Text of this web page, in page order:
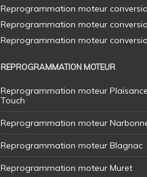
REPROGRAMMATION MOTEUR
Reprogrammation moteur
Touch
Reprogrammation moteur
Reprogrammation moteur Blagnac
Reprogrammation moteur Muret
Reprogrammation moteur
Reprogrammation moteur
Reprogrammation moteur